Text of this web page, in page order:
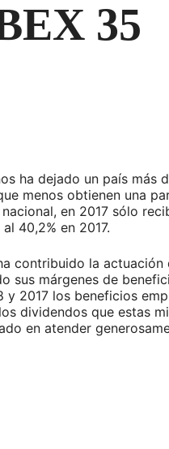
35
ha dejado un país
menos obtienen una
en 2017 sólo
40,2% en 2017.
contribuido la
sus márgenes de
2017 los beneficios
dividendos que estas
en atender